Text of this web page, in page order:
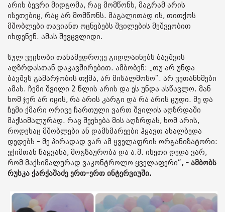
არის ბევრი მიდგომა, რაც მომწონს, მაგრამ არის
ისეთებიც, რაც არ მომწონს. მაგალითად ის, თითქოს
მშობლები თავიანთ ოცნებებს შვილების მეშვეობით
იხდენენ. ამას შევცვლიდი.
სულ ვეცნობი თანამედროვე გიდლაინებს ბავშვის
აღზრდასთან დაკავშირებით. ამბობენ: „თუ არ უნდა
ბავშვს გამარჯობის თქმა, არ მისალმოსო“. არ ვეთანხმები
ამას. ჩემი შვილი 2 წლის არის და ეს უნდა ასწავლო. მან
ხომ ჯერ არ იცის, რა არის კარგი და რა არის ცუდი. მე და
ჩემი ქმარი ორივე ჩართული ვართ შვილის აღზრდაში
მაქსიმალურად. რაც შეეხება მის აღზრდას, ხომ არის,
როდესაც მშობლები ან დამხმარეები ჰყავთ ახალბედა
დედებს - მე პირადად ვარ ამ ყველაფრის ორგანიზატორი:
ექიმთან წაყვანა, მოგზაურობა და ა.შ. ისეთი დედა ვარ,
რომ მაქსიმალურად ვაკონტროლო ყველაფერი“, - ამბობს
რუსკა ქარქაშაძე ერთ-ერთ ინტერვიუში.